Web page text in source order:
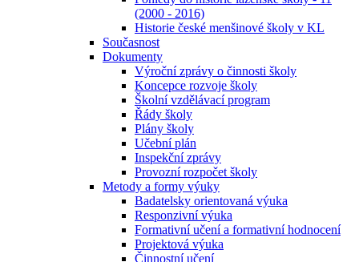
(2000 - 2016)
Historie české menšinové školy v KL
Současnost
Dokumenty
Výroční zprávy o činnosti školy
Koncepce rozvoje školy
Školní vzdělávací program
Řády školy
Plány školy
Učební plán
Inspekční zprávy
Provozní rozpočet školy
Metody a formy výuky
Badatelsky orientovaná výuka
Responzivní výuka
Formativní učení a formativní hodnocení
Projektová výuka
Činnostní učení